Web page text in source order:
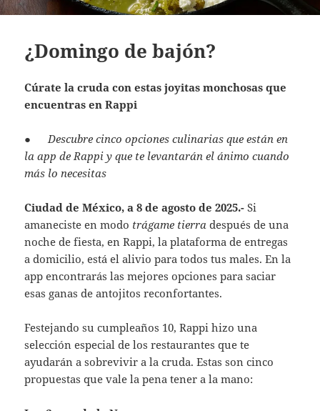
¿Domingo de bajón?
Cúrate la cruda con estas joyitas monchosas que
encuentras en Rappi
● Descubre cinco opciones culinarias que están en
la app de Rappi y que te levantarán el ánimo cuando
más lo necesitas
Ciudad de México, a 8 de agosto de 2025.- Si
amaneciste en modo trágame tierra después de una
noche de fiesta, en Rappi, la plataforma de entregas
a domicilio, está el alivio para todos tus males. En la
app encontrarás las mejores opciones para saciar
esas ganas de antojitos reconfortantes.
Festejando su cumpleaños 10, Rappi hizo una
selección especial de los restaurantes que te
ayudarán a sobrevivir a la cruda. Estas son cinco
propuestas que vale la pena tener a la mano: